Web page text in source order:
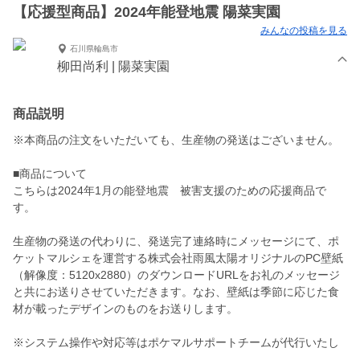
【応援型商品】2024年能登地震 陽菜実園
みんなの投稿を見る
石川県輪島市
柳田尚利 | 陽菜実園
商品説明
※本商品の注文をいただいても、生産物の発送はございません。
■商品について
こちらは2024年1月の能登地震 被害支援のための応援商品で
す。
生産物の発送の代わりに、発送完了連絡時にメッセージにて、ポ
ケットマルシェを運営する株式会社雨風太陽オリジナルのPC壁紙
（解像度：5120x2880）のダウンロードURLをお礼のメッセージ
と共にお送りさせていただきます。なお、壁紙は季節に応じた食
材が載ったデザインのものをお送りします。
※システム操作や対応等はポケマルサポートチームが代行いたし